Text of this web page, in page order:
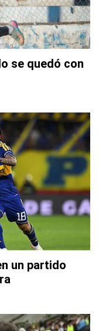
se quedó con
un partido